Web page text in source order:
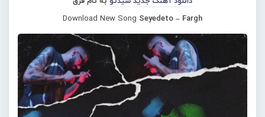
Download New Song Seyedeto – Fargh